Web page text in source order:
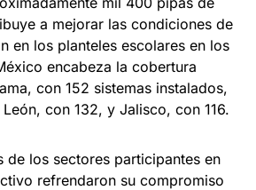
a mejorar las condiciones de
en los planteles escolares en los
encabeza la cobertura
con 152 sistemas instalados,
con 132, y Jalisco, con 116.
de los sectores participantes en
refrendaron su compromiso